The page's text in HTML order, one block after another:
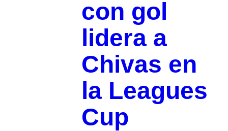
con gol
lidera a
Chivas en
la Leagues
Cup